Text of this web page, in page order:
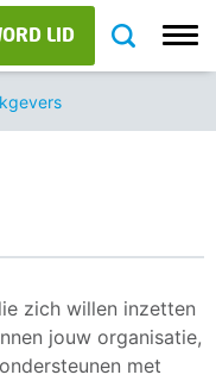
LID
zich willen inzetten
jouw organisatie,
met